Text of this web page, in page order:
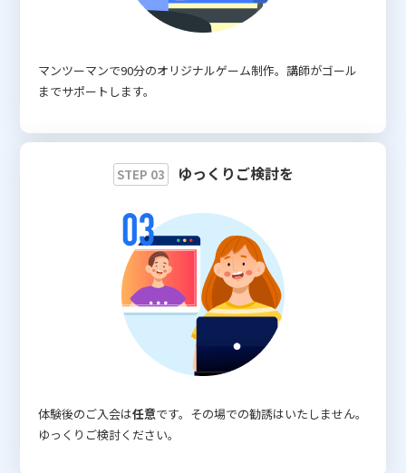
マンツーマンで90分のオリジナルゲーム制作。講師がゴール
までサポートします。
STEP 03 ゆっくりご検討を
体験後のご入会は任意です。その場での勧誘はいたしません。
ゆっくりご検討ください。